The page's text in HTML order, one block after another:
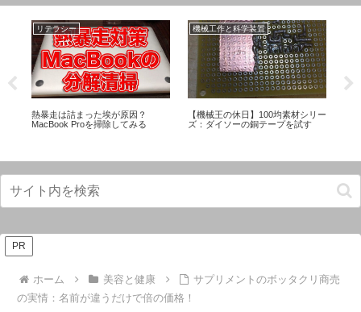
リテラシー
熱暴走は詰まった埃が原因？
MacBook Proを掃除してみる
機械工作と科学装置
【機械王の休日】100均素材シリー
ズ：ダイソーの銅テープを試す
PR
ホーム 美容と健康
サプリメントのボッタクリ商売
の実情：名前が違うだけで倍の価格！